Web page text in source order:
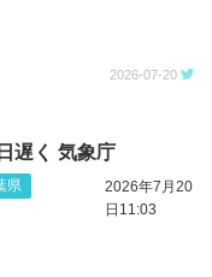
2026-07-20
遅く 気象庁
県
2026年7月20
日11:03